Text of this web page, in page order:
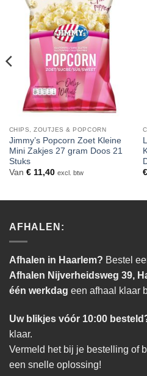
Toevoegen
aan
verlanglijst
CHIPS, ZOUTJES & POPCORN
Jimmy’s Popcorn Zoet Kleine
Mini Zakjes 27 gram Doos 21
Stuks
Van €11,40 excl. btw
€
AFHALEN:
Afhalen in Haarlem? Bestel
Afhalen Nijverheidsweg 39,
één werkdag een afhaal klaar
Uw blikjes vóór 10:00
klaar.
Vermeld het bij je bestelling of
een snelle oplossing!